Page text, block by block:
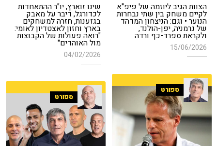
הצוות הגיב ליוזמה של פיפ"א
לקיים משחק בין שתי נבחרות
הנוער • וגם: הניצחון המדהד
של גרמניה, יפן-הולנד,
ולקראת ספרד-כף ורדה
15/06/2026
שינו זוארץ, יו"ר ההתאחדות
לכדורגל, דיבר על מאבק
בגזענות, חזרה למשחקים
בארץ וחזון לאצטדיון לאומי:
"רואה פעולות של הקבוצות
מול האוהדים"
04/02/2026
ספורט
ספורט